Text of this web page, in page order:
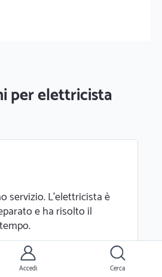
per elettricista
servizio. L'elettricista è
e ha risolto il
Accedi Cerca